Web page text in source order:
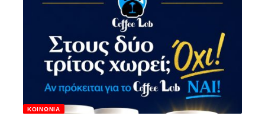
ΚΟΙΝΩΝΊΑ